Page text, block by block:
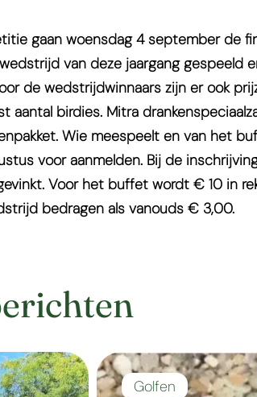
gaan woensdag 4 september de
van deze jaargang gespeeld
de wedstrijdwinnaars zijn er ook
birdies. Mitra
Wie meespeelt en van het
voor aanmelden. Bij de
Voor het buffet wordt € 10 in
bedragen als vanouds € 3,00.
Golfen